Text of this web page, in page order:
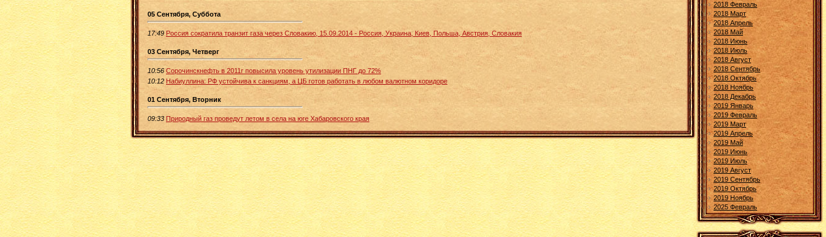
05 Сентября, Суббота
17:49 Россия сократила транзит газа через Словакию, 15.09.2014 - Россия, Украина, Киев, Польша, Австрия, Словакия
03 Сентября, Четверг
10:56 Сорочинскнефть в 2011г повысила уровень утилизации ПНГ до 72%
10:12 Набиуллина: РФ устойчива к санкциям, а ЦБ готов работать в любом валютном коридоре
01 Сентября, Вторник
09:33 Природный газ проведут летом в села на юге Хабаровского края
2018 Февраль
2018 Март
2018 Апрель
2018 Май
2018 Июнь
2018 Июль
2018 Август
2018 Сентябрь
2018 Октябрь
2018 Ноябрь
2018 Декабрь
2019 Январь
2019 Февраль
2019 Март
2019 Апрель
2019 Май
2019 Июнь
2019 Июль
2019 Август
2019 Сентябрь
2019 Октябрь
2019 Ноябрь
2025 Февраль